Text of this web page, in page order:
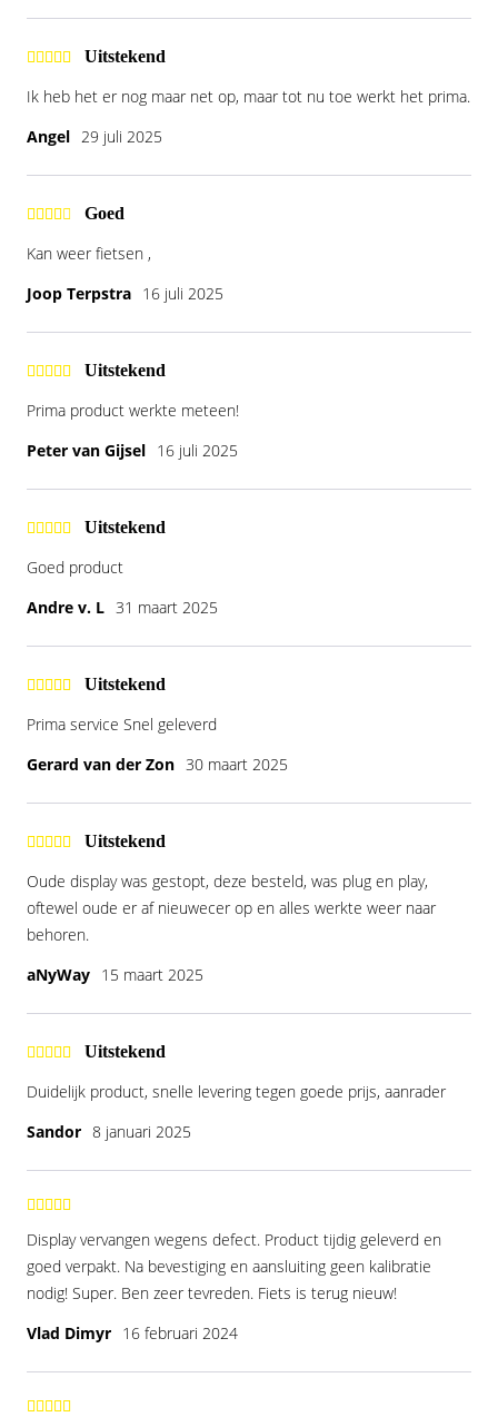
Uitstekend
Ik heb het er nog maar net op, maar tot nu toe werkt het prima.
Angel 29 juli 2025
Goed
Kan weer fietsen ,
Joop Terpstra 16 juli 2025
Uitstekend
Prima product werkte meteen!
Peter van Gijsel 16 juli 2025
Uitstekend
Goed product
Andre v. L 31 maart 2025
Uitstekend
Prima service Snel geleverd
Gerard van der Zon 30 maart 2025
Uitstekend
Oude display was gestopt, deze besteld, was plug en play,
oftewel oude er af nieuwecer op en alles werkte weer naar
behoren.
aNyWay 15 maart 2025
Uitstekend
Duidelijk product, snelle levering tegen goede prijs, aanrader
Sandor 8 januari 2025
Display vervangen wegens defect. Product tijdig geleverd en
goed verpakt. Na bevestiging en aansluiting geen kalibratie
nodig! Super. Ben zeer tevreden. Fiets is terug nieuw!
Vlad Dimyr 16 februari 2024